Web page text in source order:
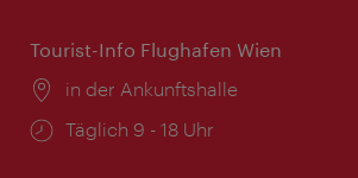
Tourist-Info Flughafen Wien
Ort:
in der Ankunftshalle
Öffnungszeiten:
Täglich 9 - 18 Uhr